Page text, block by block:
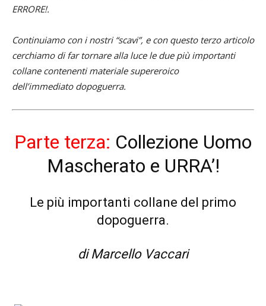
ERRORE!.
Continuiamo con i nostri “scavi”, e con questo terzo articolo
cerchiamo di far tornare alla luce le due più importanti
collane contenenti materiale supereroico
dell’immediato dopoguerra.
Parte terza: Collezione Uomo
Mascherato e URRA’!
Le più importanti collane del primo
dopoguerra.
di Marcello Vaccari